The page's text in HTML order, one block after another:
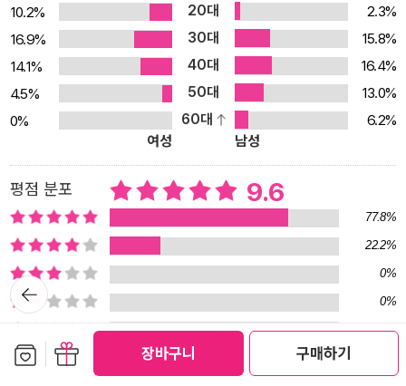
장바구니 구매하기
부터 일체의 비판적 사고를 박탈했으며, 지배 질서에 의문을 제기하
는 이는 다짜고짜 포퓰리스트나 선동가로 몰아세웠습니다. 권위주의
의 시대가 막을 내린 오늘날, 언론과 정치권, 재계의 맹목적인 결탁이
날로 심화하면서 기존의 공식 담론은 신뢰를 상실하고 말았습니다.
사람들은 흔히 권력자들의 파렴치한 만행에 침묵할 만큼 권력을 지향
하는 언론인이라면, 다른 사안이라고 해서 거짓을 꾸미지 않을 이유
가 없다고 생각합니다. 결국, 현대사는 각종 책략으로 점철되어 있고,
진실은 대부분 그림자 저 너머에 가려져 있습니다. 음모론자들은 불
신을 양분 삼아 유언비어를 퍼트립니다. ‘허위정보’를 향한 비난의 목
소리가 커지면 커질수록, ‘허위정보’를 추종하는 이들은 그 숫자가 늘
어만 갑니다. 이번 ‘음모론의 유혹’ 편은 모두 4부, 24편의 글로 이뤄
집니다. 음모론의 원천과 메카니즘, 역사적 음모 사건들, 음모론과 권
력의 관계, 그리고 코로나 19 시대의 음모론에 대한 깊은 성찰의 글이
집중 게재됩니다. [저자소개] ◆ 브누아 브레빌 Benoit Breville <
르몽드 디플로마티크> 부편집장. 역사학 박사, 파리 1대학 20세기 사
10.2%
20대
2.3%
16.9%
30대
15.8%
14.1%
40대
16.4%
4.5%
50대
13.0%
0%
60대
6.2%
여성
남성
평점 분포 9.6
77.8%
22.2%
0%
0%
0%
뒤로가
기